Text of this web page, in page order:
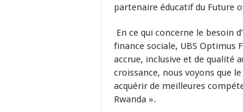
partenaire éducatif du Future
En ce qui concerne le besoin
finance sociale, UBS Optimus
accrue, inclusive et de qualité
croissance, nous voyons que
acquérir de meilleures
Rwanda ».